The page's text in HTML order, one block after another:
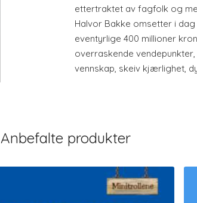
ettertraktet av fagfolk og
Halvor Bakke omsetter i
eventyrlige 400 millioner
overraskende
vennskap, skeiv kjærlighet,
Anbefalte produkter